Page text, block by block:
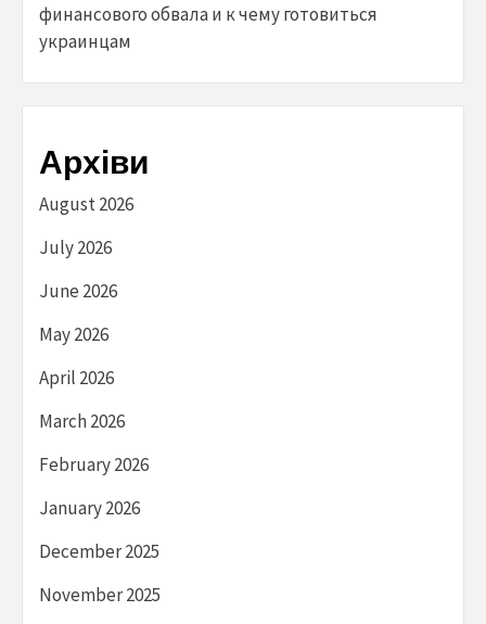
финансового обвала и к чему готовиться
украинцам
Архіви
August 2026
July 2026
June 2026
May 2026
April 2026
March 2026
February 2026
January 2026
December 2025
November 2025